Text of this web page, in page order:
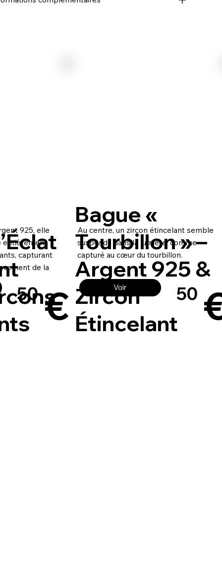
925, elle
entièrement
capturant
de la
50 €
Bague «
Tourbillon » –
Argent 925 &
Zircon
Étincelant
Au centre, un zircon étincelant semble
suspendu dans la lumière, comme
capturé au cœur du tourbillon.
Voir 50